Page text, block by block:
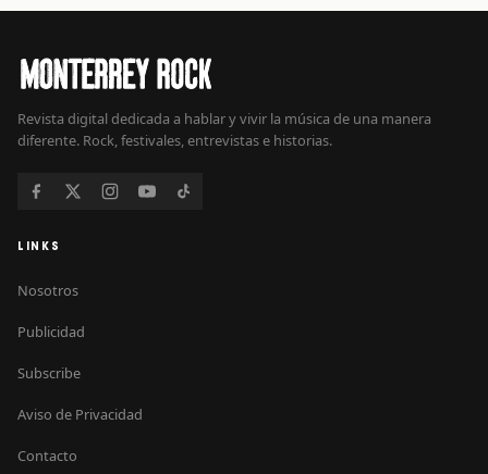
Revista digital dedicada a hablar y vivir la música de una manera
diferente. Rock, festivales, entrevistas e historias.
LINKS
Nosotros
Publicidad
Subscribe
Aviso de Privacidad
Contacto